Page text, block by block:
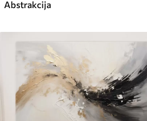
Abstrakcija